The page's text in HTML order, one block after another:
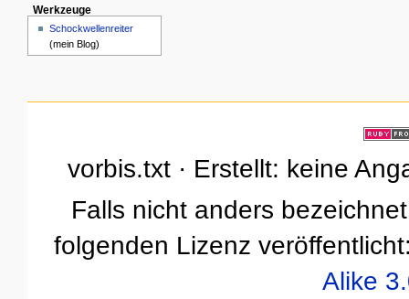
Werkzeuge
Schockwellenreiter
(mein Blog)
vorbis.txt · Erstellt: keine
Falls nicht anders
folgenden Lizenz
Alike